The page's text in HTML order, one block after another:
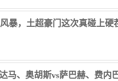
暴，土超豪门这次真碰上硬
马、奥胡斯vs萨巴赫、费内